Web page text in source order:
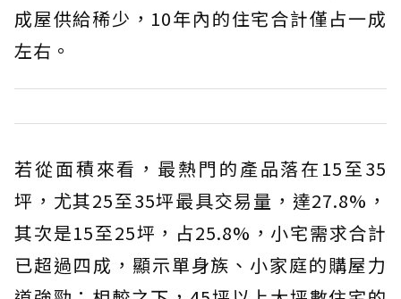
成屋供給稀少，10年內的住宅合計僅占一成
左右。
若從面積來看，最熱門的產品落在15至35
坪，尤其25至35坪最具交易量，達27.8%，
其次是15至25坪，占25.8%，小宅需求合計
已超過四成，顯示單身族、小家庭的購屋力